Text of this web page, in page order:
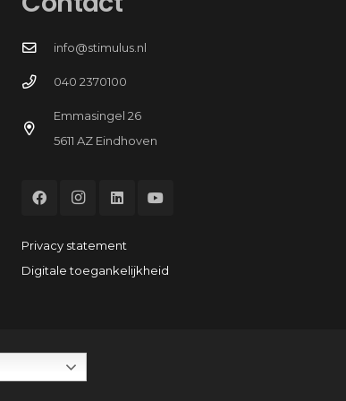
info@stimulus.nl
040 2370100
Emmasingel 26
5611 AZ Eindhoven
Privacy statement
Digitale toegankelijkheid